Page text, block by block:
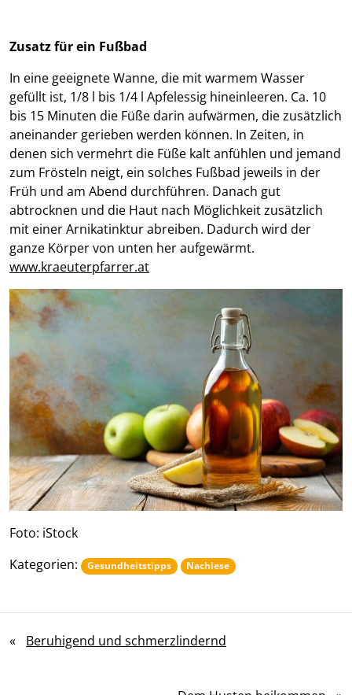
Zusatz für ein Fußbad
In eine geeignete Wanne, die mit warmem Wasser
gefüllt ist, 1/8 l bis 1/4 l Apfelessig hineinleeren. Ca. 10
bis 15 Minuten die Füße darin aufwärmen, die zusätzlich
aneinander gerieben werden können. In Zeiten, in
denen sich vermehrt die Füße kalt anfühlen und jemand
zum Frösteln neigt, ein solches Fußbad jeweils in der
Früh und am Abend durchführen. Danach gut
abtrocknen und die Haut nach Möglichkeit zusätzlich
mit einer Arnikatinktur abreiben. Dadurch wird der
ganze Körper von unten her aufgewärmt.
www.kraeuterpfarrer.at
Foto: iStock
Kategorien:
Gesundheitstipps Nachlese
« Beruhigend und schmerzlindernd